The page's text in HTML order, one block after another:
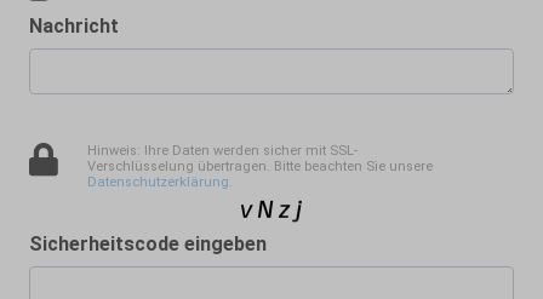
Nachricht
Hinweis: Ihre Daten werden sicher mit SSL-
Verschlüsselung übertragen. Bitte beachten Sie unsere
Datenschutzerklärung.
Sicherheitscode eingeben